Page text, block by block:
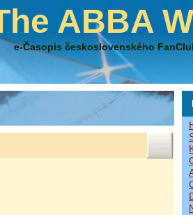
ABBA
e-Časopis československého